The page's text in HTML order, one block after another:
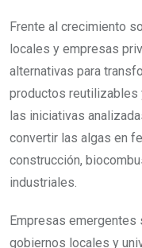
Frente al crecimiento
locales y empresas
alternativas para
productos reutilizables
las iniciativas
convertir las algas en
construcción,
industriales.
Empresas
gobiernos locales y